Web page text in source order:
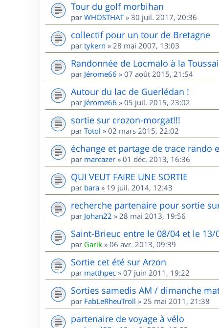
Tour du golf morbihan
par WHOSTHAT» 30 juil. 2017, 20:36
collectif pour un tour de Bretagne
par tykern » 28 mai 2007, 13:03
Randonnée de Locmalo à la
par Jérome66 » 07 août 2015, 21:54
Autour du lac de Guerlédan !
par Jérome66 » 05 juil. 2015, 23:02
sortie sur crozon-morgat!!!
par Totol » 02 mars 2015, 22:02
échange et partage de trace rando
par marcazer » 01 déc. 2013, 16:36
QUI VEUT FAIRE UNE SORTIE
par bara » 19 juil. 2014, 12:43
recherche partenaire pour sortie
par Johan22 » 28 mai 2013, 19:56
Saint-Brieuc entre le 08/04 et le 13/
par Garik » 06 avr. 2013, 09:39
Sortie cet été sur Arzon
par matthpec » 07 juin 2011, 19:22
Sorties samedis AM / dimanche
par FabLeRheuTroll » 25 mai 2011, 21:38
partenaire de voyage à vélo